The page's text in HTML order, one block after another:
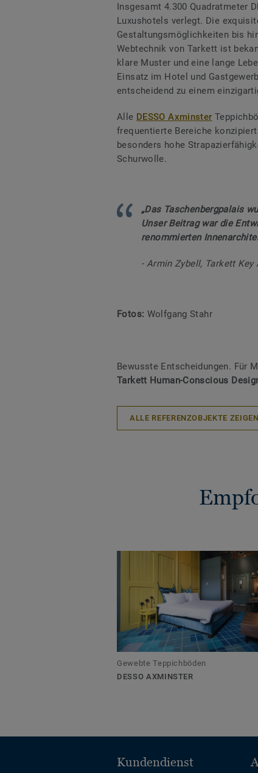
Insgesamt 4.300 Quadratmeter
Luxushotels verlegt. Die
Gestaltungsmöglichkeiten bis
Webtechnik von Tarkett ist
klare Muster und eine lange
Einsatz im Hotel und
entscheidend zu einem
Alle DESSO Axminster
frequentierte Bereiche
besonders hohe
Schurwolle.
„Das Taschenbergpalais
Unser Beitrag war die
renommierten
- Armin Zybell, Tarkett
Fotos: Wolfgang Stahr
Bewusste Entscheidungen. Für
Tarkett Human-Conscious
ALLE REFERENZOBJEKTE ZEIGEN
Gewebte Teppichböden
DESSO AXMINSTER
Kundendienst